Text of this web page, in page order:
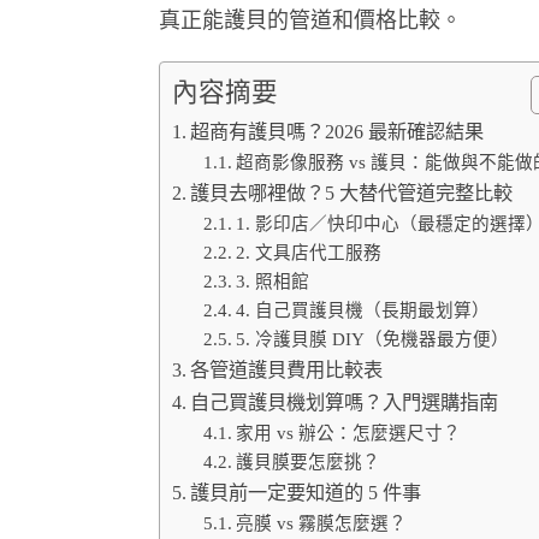
真正能護貝的管道和價格比較。
內容摘要
超商有護貝嗎？2026 最新確認結果
超商影像服務 vs 護貝：能做與不能做
護貝去哪裡做？5 大替代管道完整比較
1. 影印店／快印中心（最穩定的選擇
2. 文具店代工服務
3. 照相館
4. 自己買護貝機（長期最划算）
5. 冷護貝膜 DIY（免機器最方便）
各管道護貝費用比較表
自己買護貝機划算嗎？入門選購指南
家用 vs 辦公：怎麼選尺寸？
護貝膜要怎麼挑？
護貝前一定要知道的 5 件事
亮膜 vs 霧膜怎麼選？